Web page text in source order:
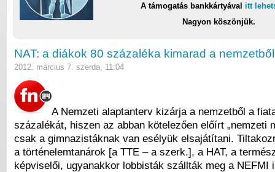
A támogatás bankkártyával itt
Nagyon köszönjük.
NAT: a diákok 80 százaléka kimarad a nemzetből
2012. március 7. szerda, 11:04
A Nemzeti alaptanterv kizárja a nemzetből a
százalékát, hiszen az abban kötelezően előírt „nemzeti
csak a gimnazistáknak van esélyük elsajátítani.
a történelemtanárok [a TTE – a szerk.], a HAT, a
képviselői, ugyanakkor lobbisták szállták meg a NEFMI